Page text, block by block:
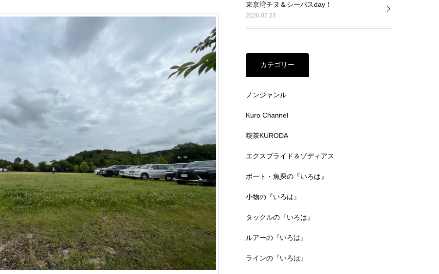
東京湾チヌ＆シーバスday！
2026.07.23
カテゴリー
ノンジャンル
Kuro Channel
喫茶KURODA
エクスプライド＆ゾディアス
ボート・魚探の『いろは』
小物の『いろは』
タックルの『いろは』
ルアーの『いろは』
ラインの『いろは』